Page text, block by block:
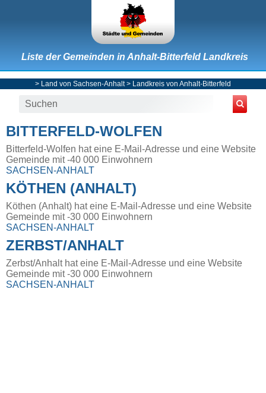
Liste der Gemeinden in Anhalt-Bitterfeld Landkreis
> Land von Sachsen-Anhalt> Landkreis von Anhalt-Bitterfeld
BITTERFELD-WOLFEN
Bitterfeld-Wolfen hat eine E-Mail-Adresse und eine Website
Gemeinde mit -40 000 Einwohnern
SACHSEN-ANHALT
KÖTHEN (ANHALT)
Köthen (Anhalt) hat eine E-Mail-Adresse und eine Website
Gemeinde mit -30 000 Einwohnern
SACHSEN-ANHALT
ZERBST/ANHALT
Zerbst/Anhalt hat eine E-Mail-Adresse und eine Website
Gemeinde mit -30 000 Einwohnern
SACHSEN-ANHALT